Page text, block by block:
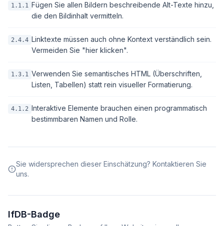
1.1.1 Fügen Sie allen Bildern beschreibende Alt-Texte hinzu,
die den Bildinhalt vermitteln.
2.4.4 Linktexte müssen auch ohne Kontext verständlich sein.
Vermeiden Sie "hier klicken".
1.3.1 Verwenden Sie semantisches HTML (Überschriften,
Listen, Tabellen) statt rein visueller Formatierung.
4.1.2 Interaktive Elemente brauchen einen programmatisch
bestimmbaren Namen und Rolle.
Sie widersprechen dieser Einschätzung? Kontaktieren Sie
uns.
IfDB-Badge